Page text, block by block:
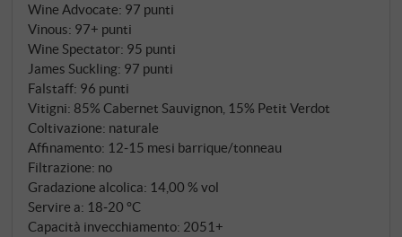
ulivi e le stalle caratterizzavano il terreno, oggi sono
nati i vigneti terrazzati che Antonio Galloni descrive
come l'incarnazione di tutto ciò che rende questi
pendii di Panzano così straordinari.
Wine Advocate: 97 punti
Vinous: 97+ punti
Wine Spectator: 95 punti
James Suckling: 97 punti
Falstaff: 96 punti
Vitigni: 85% Cabernet Sauvignon, 15% Petit Verdot
Coltivazione: naturale
Affinamento: 12‑15 mesi barrique/tonneau
Filtrazione: no
Gradazione alcolica: 14,00 % vol
Servire a: 18‑20 °C
Capacità invecchiamento: 2051+